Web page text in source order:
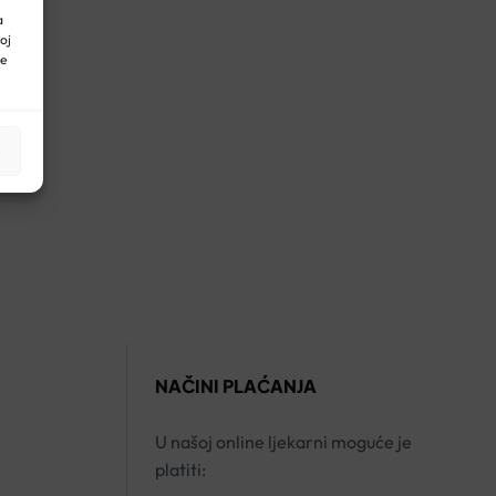
potrebama. Iz kategorije
voda iz sela Avene
NAČINI PLAĆANJA
U našoj online ljekarni moguće je
platiti: